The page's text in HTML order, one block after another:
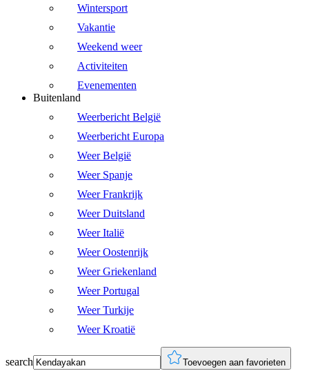
Wintersport
Vakantie
Weekend weer
Activiteiten
Evenementen
Buitenland
Weerbericht België
Weerbericht Europa
Weer België
Weer Spanje
Weer Frankrijk
Weer Duitsland
Weer Italië
Weer Oostenrijk
Weer Griekenland
Weer Portugal
Weer Turkije
Weer Kroatië
search Toevoegen aan favorieten